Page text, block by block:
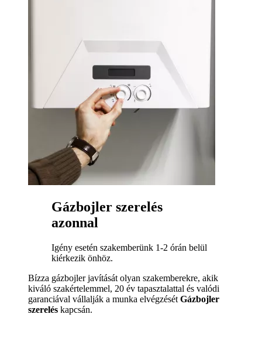
Gázbojler szerelés
azonnal
Igény esetén szakemberünk 1-2 órán belül
kiérkezik önhöz.
Bízza gázbojler javítását olyan szakemberekre, akik
kiváló szakértelemmel, 20 év tapasztalattal és valódi
garanciával vállalják a munka elvégzését Gázbojler
szerelés kapcsán.